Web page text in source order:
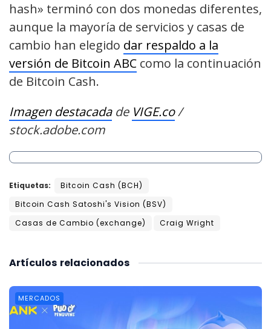
hash» terminó con dos monedas diferentes,
aunque la mayoría de servicios y casas de
cambio han elegido dar respaldo a la
versión de Bitcoin ABC como la continuación
de Bitcoin Cash.
Imagen destacadade VIGE.co/
stock.adobe.com
Etiquetas:
Bitcoin Cash (BCH)
Bitcoin Cash Satoshi's Vision (BSV)
Casas de Cambio (exchange)
Craig Wright
relacionados
Artículos
MERCADOS